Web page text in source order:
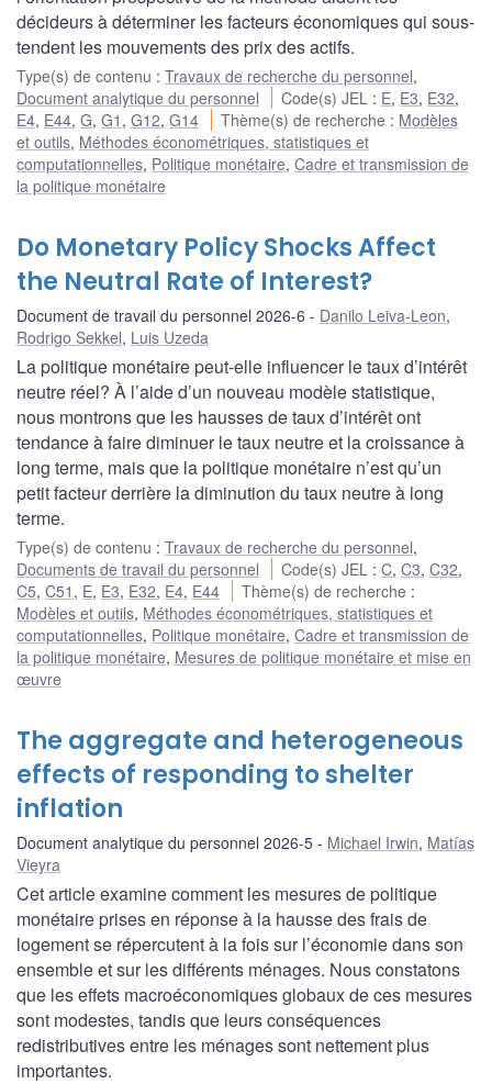
décideurs à déterminer les facteurs économiques qui sous-
tendent les mouvements des prix des actifs.
Type(s) de contenu : Travaux de recherche du personnel,
Document analytique du personnel
Code(s) JEL : E, E3, E32,
E4, E44, G, G1 , G12, G14 Thème(s) de recherche : Modèles
et outils, Méthodes économétriques, statistiques et
computationnelles, Politique monétaire, Cadre et transmission de
la politique monétaire
Do Monetary Policy Shocks Affect
the Neutral Rate of Interest?
Document de travail du personnel 2026-6 Danilo Leiva-Leon,
Rodrigo Sekkel, Luis Uzeda
La politique monétaire peut-elle influencer le taux d’intérêt
neutre réel? À l’aide d’un nouveau modèle statistique,
nous montrons que les hausses de taux d’intérêt ont
tendance à faire diminuer le taux neutre et la croissance à
long terme, mais que la politique monétaire n’est qu’un
petit facteur derrière la diminution du taux neutre à long
terme.
Type(s) de contenu : Travaux de recherche du personnel,
Documents de travail du personnel
Code(s) JEL :C,C3,C32,
C5, C51 , E, E3, E32, E4, E44 Thème(s) de recherche :
Modèles et outils, Méthodes économétriques, statistiques et
computationnelles, Politique monétaire, Cadre et transmission de
la politique monétaire, Mesures de politique monétaire et mise en
œuvre
The aggregate and heterogeneous
effects of responding to shelter
inflation
Document analytique du personnel 2026-5 Michael Irwin, Matías
Vieyra
Cet article examine comment les mesures de politique
monétaire prises en réponse à la hausse des frais de
logement se répercutent à la fois sur l’économie dans son
ensemble et sur les différents ménages. Nous constatons
que les effets macroéconomiques globaux de ces mesures
sont modestes, tandis que leurs conséquences
redistributives entre les ménages sont nettement plus
importantes.